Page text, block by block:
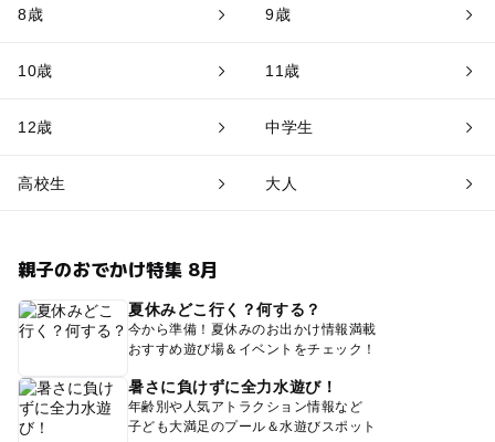
8歳 9歳
10歳 11歳
12歳 中学生
高校生 大人
親子のおでかけ特集 8月
夏休みどこ行く？何する？
今から準備！夏休みのお出かけ情報満載
おすすめ遊び場＆イベントをチェック！
暑さに負けずに全力水遊び！
年齢別や人気アトラクション情報など
子ども大満足のプール＆水遊びスポット